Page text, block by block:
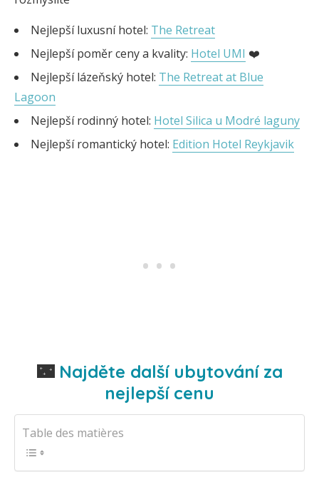
Nejlepší luxusní hotel: The Retreat
Nejlepší poměr ceny a kvality: Hotel UMI ❤️
Nejlepší lázeňský hotel: The Retreat at Blue
Lagoon
Nejlepší rodinný hotel: Hotel Silica u Modré laguny
Nejlepší romantický hotel: Edition Hotel Reykjavik
🌃 Najděte další ubytování za
nejlepší cenu
Table des matières